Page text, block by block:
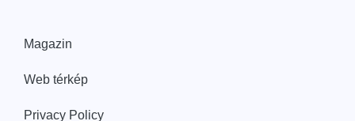
Magazin
Web térkép
Privacy Policy